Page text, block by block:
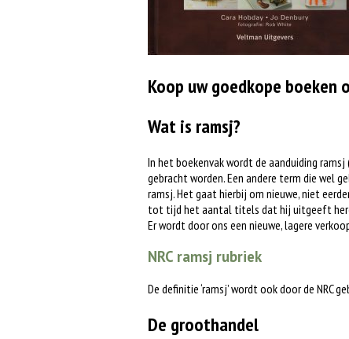
Koop uw goedkope boeken
Wat is ramsj?
In het boekenvak wordt de aanduiding
gebracht worden. Een andere term die wel
ramsj. Het gaat hierbij om nieuwe, niet
tot tijd het aantal titels dat hij uitgeeft
Er wordt door ons een nieuwe, lagere
NRC ramsj rubriek
De definitie ‘ramsj’ wordt ook door de NRC
De groothandel